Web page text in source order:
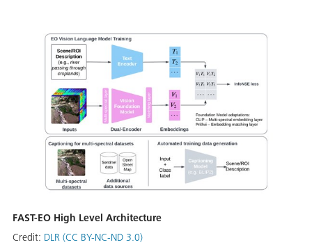
FAST-EO High Level Architecture
Credit: DLR (CC BY-NC-ND 3.0)